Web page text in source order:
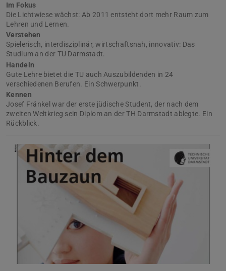
Im Fokus
Die Lichtwiese wächst: Ab 2011 entsteht dort mehr Raum zum
Lehren und Lernen.
Verstehen
Spielerisch, interdisziplinär, wirtschaftsnah, innovativ: Das
Studium an der TU Darmstadt.
Handeln
Gute Lehre bietet die TU auch Auszubildenden in 24
verschiedenen Berufen. Ein Schwerpunkt.
Kennen
Josef Fränkel war der erste jüdische Student, der nach dem
zweiten Weltkrieg sein Diplom an der TH Darmstadt ablegte. Ein
Rückblick.